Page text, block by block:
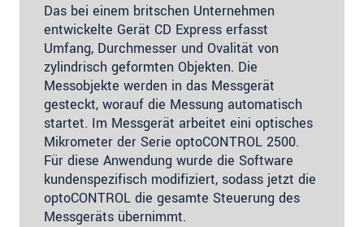
Das bei einem britschen Unternehmen
entwickelte Gerät CD Express erfasst
Umfang, Durchmesser und Ovalität von
zylindrisch geformten Objekten. Die
Messobjekte werden in das Messgerät
gesteckt, worauf die Messung automatisch
startet. Im Messgerät arbeitet eini optisches
Mikrometer der Serie optoCONTROL 2500.
Für diese Anwendung wurde die Software
kundenspezifisch modifiziert, sodass jetzt die
optoCONTROL die gesamte Steuerung des
Messgeräts übernimmt.